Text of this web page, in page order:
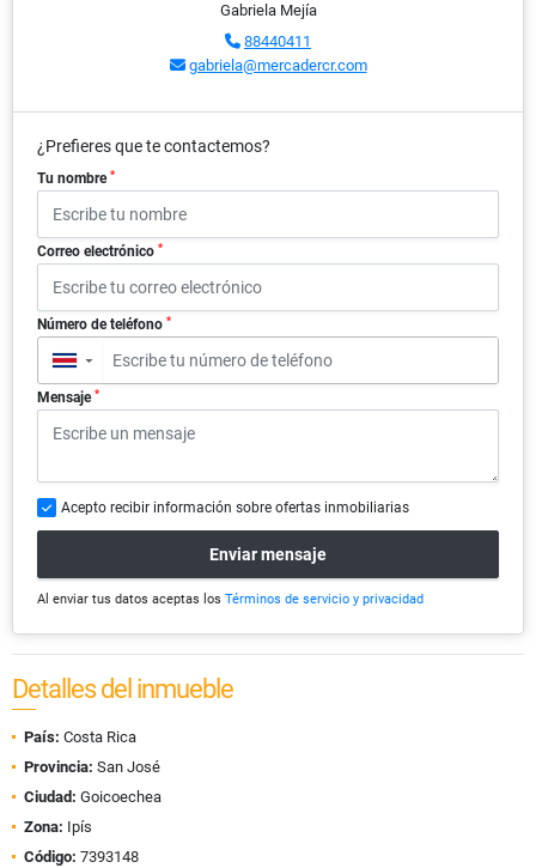
Gabriela Mejía
88440411
gabriela@mercadercr.com
¿Prefieres que te contactemos?
Tu nombre *
Correo electrónico *
Número de teléfono *
▼
Mensaje *
Acepto recibir información sobre ofertas inmobiliarias
Enviar mensaje
Al enviar tus datos aceptas los Términos de servicio y privacidad
Detalles del inmueble
País: Costa Rica
Provincia: San José
Ciudad: Goicoechea
Zona: Ipís
Código: 7393148